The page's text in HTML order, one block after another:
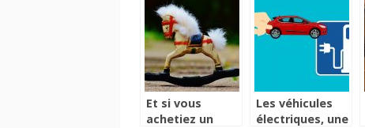
Jettez un coup
d’œil à ce
réchaud
innovant
connectée
change notre
vision de la
Et si vous
achetiez un
Les véhicules
électriques, une